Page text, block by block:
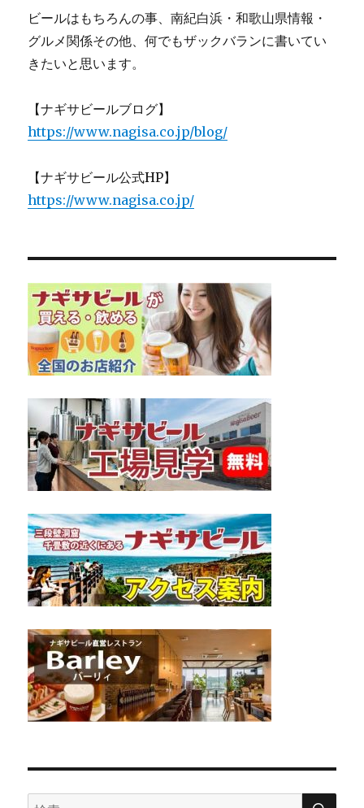
ビールはもちろんの事、南紀白浜・和歌山県情報・
グルメ関係その他、何でもザックバランに書いてい
きたいと思います。
【ナギサビールブログ】
https://www.nagisa.co.jp/blog/
【ナギサビール公式HP】
https://www.nagisa.co.jp/
検
検